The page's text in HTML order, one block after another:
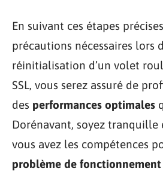
En suivant ces étapes
précautions nécessaires lors
réinitialisation d’un volet
SSL, vous serez assuré de
des performances optimales
Dorénavant, soyez tranquille
vous avez les compétences
problème de fonctionnement